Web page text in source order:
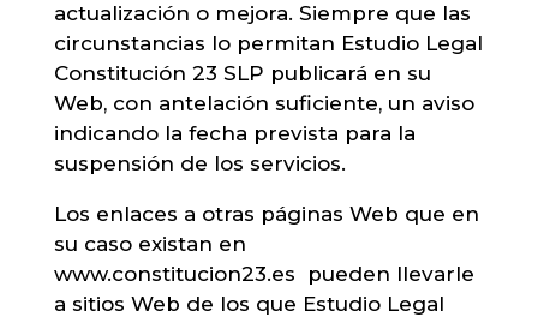
actualización o mejora. Siempre que las
circunstancias lo permitan Estudio Legal
Constitución 23 SLP publicará en su
Web, con antelación suficiente, un aviso
indicando la fecha prevista para la
suspensión de los servicios.
Los enlaces a otras páginas Web que en
su caso existan en
www.constitucion23.es pueden llevarle
a sitios Web de los que Estudio Legal